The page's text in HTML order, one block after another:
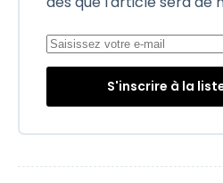
S'inscrire à la